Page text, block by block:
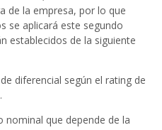
de la empresa, por lo que
se aplicará este segundo
establecidos de la siguiente
diferencial según el rating de
nominal que depende de la